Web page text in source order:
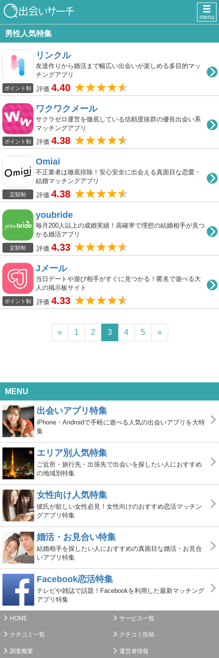
menu
男性人気特集
ポイント制
リンクル
友達作りから婚活まで幅広い出会いが楽しめる多目的マッ
チングアプリ
評価 4.40
ポイント制
ワクワクメール
サクラゼロ運営を徹底している信頼度抜群の優良出会い系
マッチングアプリ
評価 4.38
定額制
Omiai
不正業者は徹底排除！安心安全に出会える真面目な恋愛・
結婚マッチングアプリ
評価 4.38
定額制
youbride
毎月200人以上の成婚実績！高確率で理想の結婚相手が見つ
かる婚活アプリ
評価 4.33
ポイント制
Jメール
当日デートや遊び相手がすぐに見つかる！匿名で遊べる大
人の掲示板サイト
評価 4.33
« 1 2 3 4 5 »
MENU
出会いアプリ特集
iPhone・Androidで手軽に遊べる人気の出会いアプリを大特
集
エリア別人気特集
ご近所・旅行先・出張先で出会いを探したい人におすすめ
の地域別特集
女性向け人気特集
彼氏が欲しい女性必見！女性向けのおすすめ恋活マッチン
グアプリ特集
婚活・お見合い特集
結婚相手を探したい人におすすめの真面目な婚活・お見合
いアプリ特集
Facebook恋活特集
テレビや雑誌で話題！Facebookを利用した最新マッチング
アプリ特集
HOME サービス一覧
クチコミ一覧 クチコミ投稿
調査概要 運営者情報